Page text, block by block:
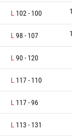
L 102 - 100
L 98 - 107
L 90- 120
L 117- 110
L 117-96
L 113 - 131